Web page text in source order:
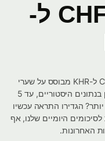
תרשים של CHF ל-
התרשים האינטראקטיבי שלנו להמרת CHF ל-KHR מבוסס על שערי
חליפין אמצעיים בזמן אמת, מאפשר לעיין בנתונים היסטוריים, עד 5
הגדירו התראה עכשיו
היומיים שלנו, אף